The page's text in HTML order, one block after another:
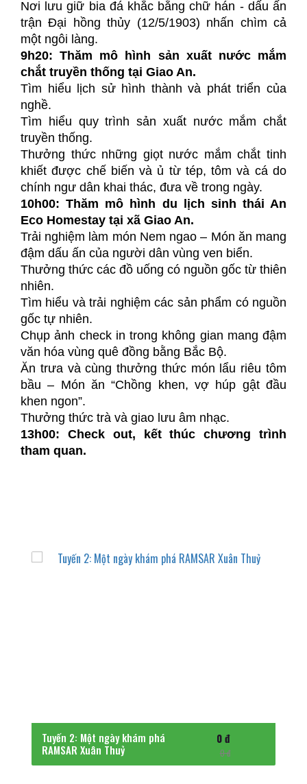
Nơi lưu giữ bia đá khắc bằng chữ hán - dấu ấn
trận Đại hồng thủy (12/5/1903) nhấn chìm cả
một ngôi làng.
9h20: Thăm mô hình sản xuất nước mắm
chắt truyền thống tại Giao An.
Tìm hiểu lịch sử hình thành và phát triển của
nghề.
Tìm hiểu quy trình sản xuất nước mắm chắt
truyền thống.
Thưởng thức những giọt nước mắm chắt tinh
khiết được chế biến và ủ từ tép, tôm và cá do
chính ngư dân khai thác, đưa về trong ngày.
10h00: Thăm mô hình du lịch sinh thái An
Eco Homestay tại xã Giao An.
Trải nghiệm làm món Nem ngao – Món ăn mang
đậm dấu ấn của người dân vùng ven biển.
Thưởng thức các đồ uống có nguồn gốc từ thiên
nhiên.
Tìm hiểu và trải nghiệm các sản phẩm có nguồn
gốc tự nhiên.
Chụp ảnh check in trong không gian mang đậm
văn hóa vùng quê đồng bằng Bắc Bộ.
Ăn trưa và cùng thưởng thức món lẩu riêu tôm
bầu – Món ăn “Chồng khen, vợ húp gật đầu
khen ngon”.
Thưởng thức trà và giao lưu âm nhạc.
13h00: Check out, kết thúc chương trình
tham quan.
Tuyến 2: Một ngày khám phá
RAMSAR Xuân Thuỷ
0 đ
0 đ